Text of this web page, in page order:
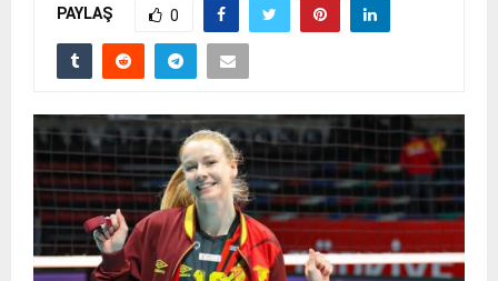
PAYLAŞ 0